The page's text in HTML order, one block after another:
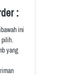
:
ini
yang